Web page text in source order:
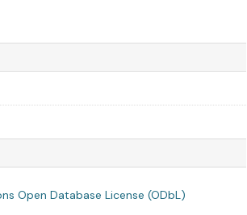
Open Database License (ODbL)